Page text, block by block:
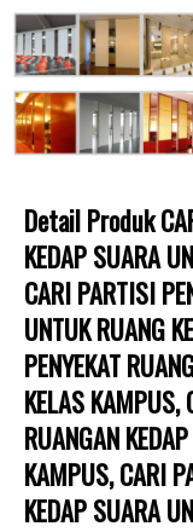
Detail Produk
KEDAP SUARA
CARI PARTISI
UNTUK RUANG
PENYEKAT
KELAS KAMPUS,
RUANGAN
KAMPUS, CARI
KEDAP SUARA